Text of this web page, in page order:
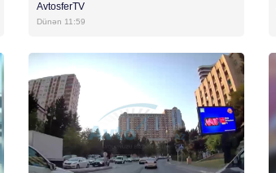
AvtosferTV
Dünən 11:59